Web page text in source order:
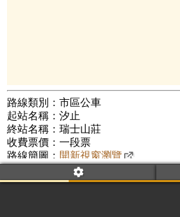
路線類別：市區公車
起站名稱：汐止
終站名稱：瑞士山莊
收費票價：一段票
路線簡圖： 開新視窗瀏覽
附屬名稱：587
公車數量: 累計8491、上線7233